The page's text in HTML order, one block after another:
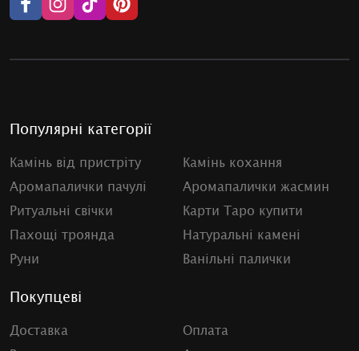
Популярні категорії
Камінь від пристріту
Камінь кохання
Аромапалички пачулі
Аромапалички жасмин
Ритуальні свічки
Карти Таро купити
Пахощі троянда
Натуральні камені
Руни
Ванільні палички
Покупцеві
Доставка
Оплата